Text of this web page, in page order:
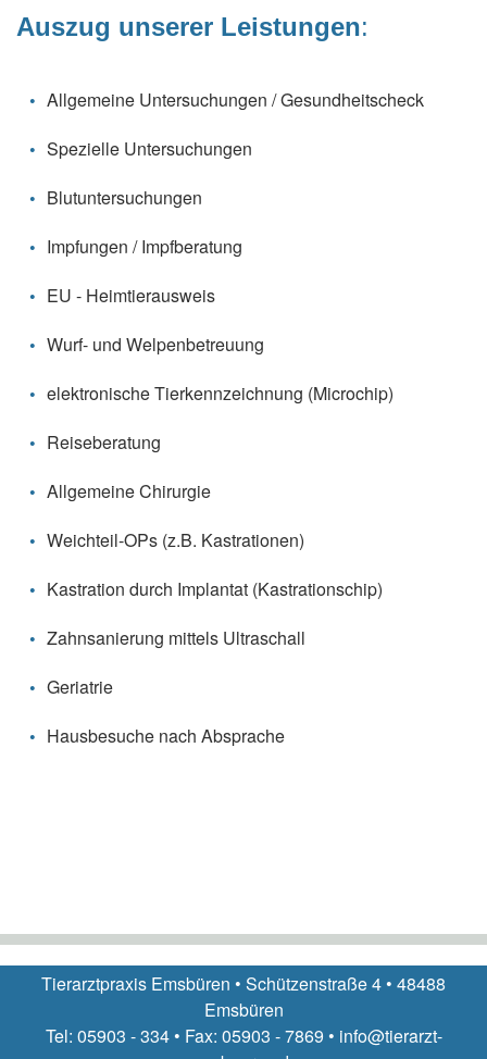
Auszug unserer Leistungen:
Allgemeine Untersuchungen / Gesundheitscheck
Spezielle Untersuchungen
Blutuntersuchungen
Impfungen / Impfberatung
EU - Heimtierausweis
Wurf- und Welpenbetreuung
elektronische Tierkennzeichnung (Microchip)
Reiseberatung
Allgemeine Chirurgie
Weichteil-OPs (z.B. Kastrationen)
Kastration durch Implantat (Kastrationschip)
Zahnsanierung mittels Ultraschall
Geriatrie
Hausbesuche nach Absprache
Tierarztpraxis Emsbüren • Schützenstraße 4 • 48488
Emsbüren
Tel: 05903 - 334 • Fax: 05903 - 7869 • info@tierarzt-